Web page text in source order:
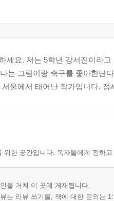
세요. 저는 5학년 강서진이라
는 그림이랑 축구를 좋아한단
서울에서 태어난 작가입니다.
위한 공간입니다. 독자들에게 전하
을 거쳐 이 곳에 게재됩니다.
는 리뷰 쓰기를, 책에 대한 문의는